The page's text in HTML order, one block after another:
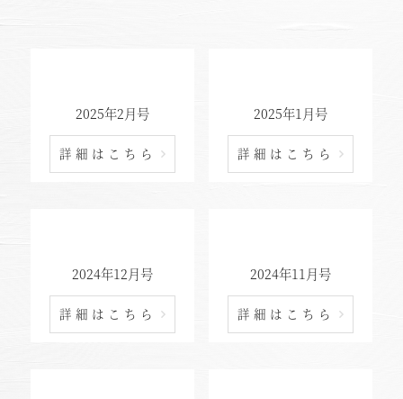
2025年2月号
詳細はこちら
2025年1月号
詳細はこちら
2024年12月号
詳細はこちら
2024年11月号
詳細はこちら